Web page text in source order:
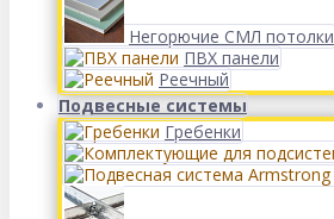
Негорючие СМЛ потолки
ПВХ панели
Реечный
Подвесные системы
Гребенки